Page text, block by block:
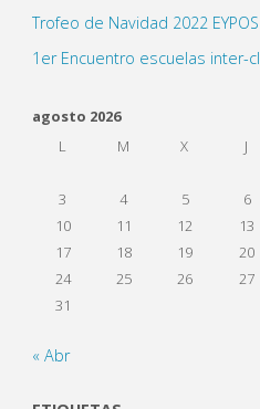
Trofeo de Navidad 2022 EYPOS
1er Encuentro escuelas inter-
agosto 2026
L
M X J
3
4 5 6
10
11 12 13
17
18 19 20
24
25 26 27
31
« Abr